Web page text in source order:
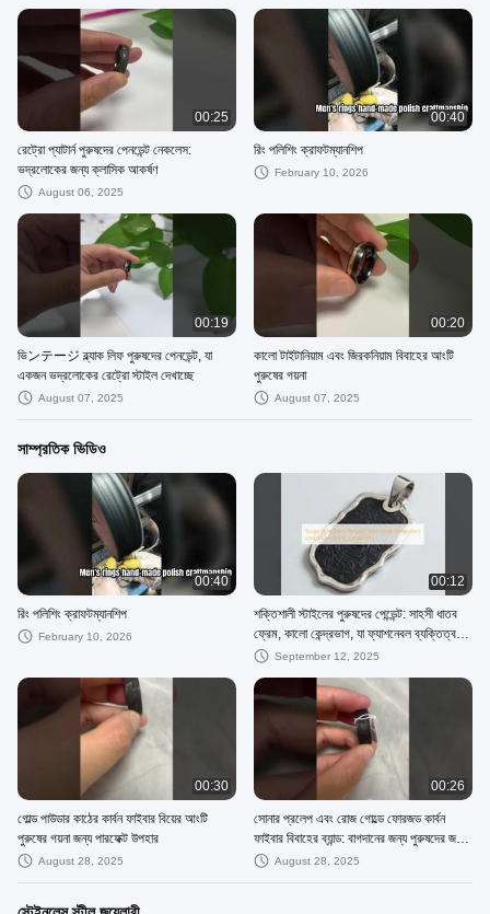
00:25
রেট্রো প্যাটার্ন পুরুষদের পেনডেন্ট নেকলেস:
ভদ্রলোকের জন্য ক্লাসিক আকর্ষণ
August 06, 2025
00:40
রিং পলিশিং ক্রাফটম্যানশিপ
February 10, 2026
00:19
ভিンテージ ব্ল্যাক লিফ পুরুষদের পেনডেন্ট, যা
একজন ভদ্রলোকের রেট্রো স্টাইল দেখাচ্ছে
August 07, 2025
00:20
কালো টাইটানিয়াম এবং জিরকনিয়াম বিবাহের আংটি
পুরুষের গয়না
August 07, 2025
সাম্প্রতিক ভিডিও
00:40
রিং পলিশিং ক্রাফটম্যানশিপ
February 10, 2026
00:12
শক্তিশালী স্টাইলের পুরুষদের পেন্ডেন্ট: সাহসী ধাতব
ফ্রেম, কালো কেন্দ্রভাগ, যা ফ্যাশনেবল ব্যক্তিত্ব
প্রকাশ করে।
September 12, 2025
00:30
গোল্ড পাউডার কাঠের কার্বন ফাইবার বিয়ের আংটি
পুরুষের গয়না জন্য পারফেক্ট উপহার
August 28, 2025
00:26
সোনার প্রলেপ এবং রোজ গোল্ডে ফোরজড কার্বন
ফাইবার বিবাহের ব্যান্ড: বাগদানের জন্য পুরুষদের জন্য
চূড়ান্ত গহনা
August 28, 2025